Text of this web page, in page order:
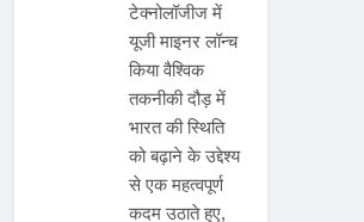
टेक्नोलॉजीज में
यूजी माइनर लॉन्च
किया वैश्विक
तकनीकी दौड़ में
भारत की स्थिति
को बढ़ाने के उद्देश्य
से एक महत्वपूर्ण
कदम उठाते हुए,